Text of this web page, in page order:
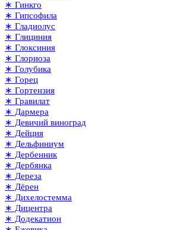
∗ Гинкго
∗ Гипсофила
∗ Гладиолус
∗ Глициния
∗ Глоксиния
∗ Глориоза
∗ Голубика
∗ Горец
∗ Гортензия
∗ Гравилат
∗ Дармера
∗ Девичий виноград
∗ Дейция
∗ Дельфиниум
∗ Дербенник
∗ Дербянка
∗ Дереза
∗ Дёрен
∗ Дихелостемма
∗ Дицентра
∗ Додекатион